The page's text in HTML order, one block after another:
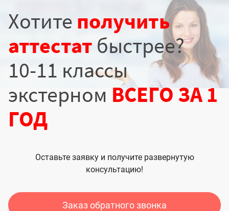
Хотите получить
аттестат быстрее?
10-11 классы
экстерном ВСЕГО ЗА 1
ГОД
Оставьте заявку и получите развернутую
консультацию!
Заказ обратного звонка